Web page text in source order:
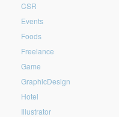
CSR
Events
Foods
Freelance
Game
GraphicDesign
Hotel
Illustrator